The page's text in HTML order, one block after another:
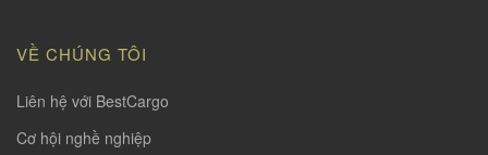
VỀ CHÚNG TÔI
Liên hệ với BestCargo
Cơ hội nghề nghiệp